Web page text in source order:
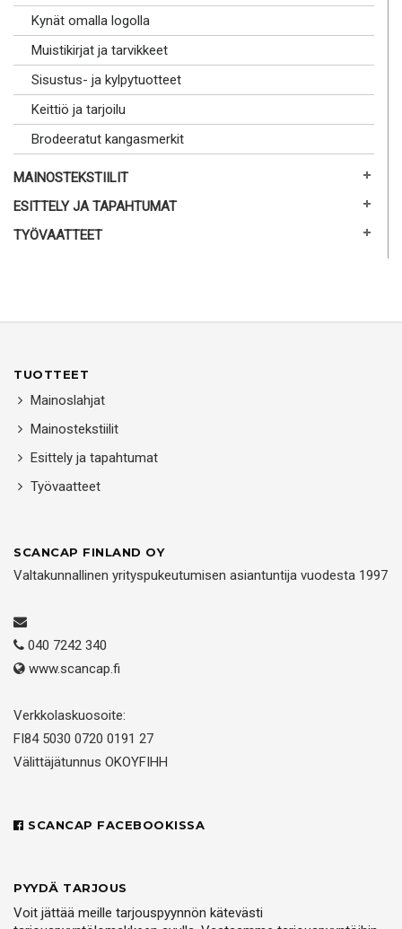
Kynät omalla logolla
Muistikirjat ja tarvikkeet
Sisustus- ja kylpytuotteet
Keittiö ja tarjoilu
Brodeeratut kangasmerkit
MAINOSTEKSTIILIT
ESITTELY JA TAPAHTUMAT
TYÖVAATTEET
TUOTTEET
Mainoslahjat
Mainostekstiilit
Esittely ja tapahtumat
Työvaatteet
SCANCAP FINLAND OY
Valtakunnallinen yrityspukeutumisen asiantuntija vuodesta 1997
040 7242 340
www.scancap.fi
Verkkolaskuosoite:
FI84 5030 0720 0191 27
Välittäjätunnus OKOYFIHH
SCANCAP FACEBOOKISSA
PYYDÄ TARJOUS
Voit jättää meille tarjouspyynnön kätevästi